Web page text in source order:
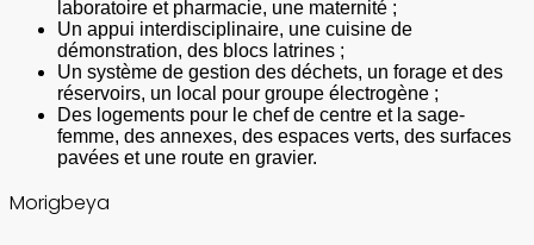
laboratoire et pharmacie, une maternité ;
Un appui interdisciplinaire, une cuisine de
démonstration, des blocs latrines ;
Un système de gestion des déchets, un forage et des
réservoirs, un local pour groupe électrogène ;
Des logements pour le chef de centre et la sage-
femme, des annexes, des espaces verts, des surfaces
pavées et une route en gravier.
Morigbeya